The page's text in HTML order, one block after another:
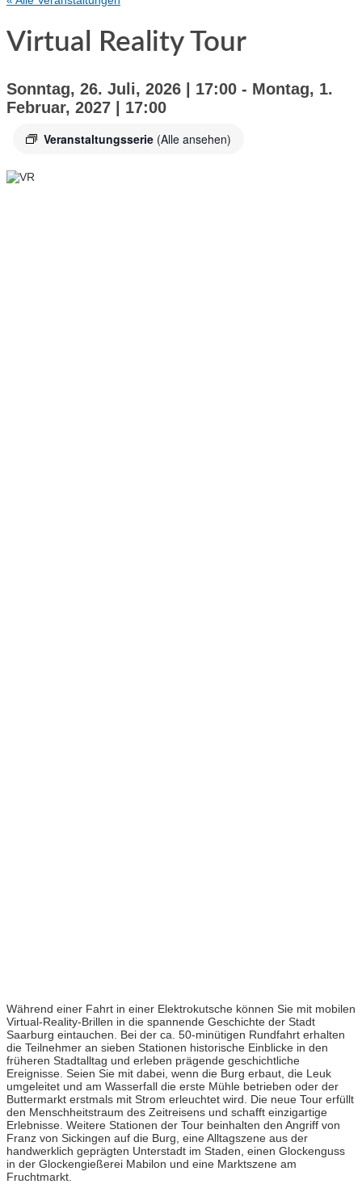
Virtual Reality Tour
Sonntag, 26. Juli, 2026 | 17:00 - Montag, 1.
Februar, 2027 | 17:00
Veranstaltungsserie (Alle ansehen)
Während einer Fahrt in einer Elektrokutsche können Sie mit mobilen
Virtual-Reality-Brillen in die spannende Geschichte der Stadt
Saarburg eintauchen. Bei der ca. 50-minütigen Rundfahrt erhalten
die Teilnehmer an sieben Stationen historische Einblicke in den
früheren Stadtalltag und erleben prägende geschichtliche
Ereignisse. Seien Sie mit dabei, wenn die Burg erbaut, die Leuk
umgeleitet und am Wasserfall die erste Mühle betrieben oder der
Buttermarkt erstmals mit Strom erleuchtet wird. Die neue Tour erfüllt
den Menschheitstraum des Zeitreisens und schafft einzigartige
Erlebnisse. Weitere Stationen der Tour beinhalten den Angriff von
Franz von Sickingen auf die Burg, eine Alltagszene aus der
handwerklich geprägten Unterstadt im Staden, einen Glockenguss
in der Glockengießerei Mabilon und eine Marktszene am
Fruchtmarkt.